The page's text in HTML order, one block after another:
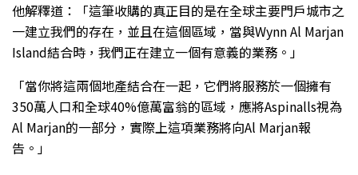
他解釋道：「這筆收購的真正目的是在全球主要門戶城市之
一建立我們的存在，並且在這個區域，當與Wynn Al Marjan
Island結合時，我們正在建立一個有意義的業務。」
「當你將這兩個地產結合在一起，它們將服務於一個擁有
350萬人口和全球40%億萬富翁的區域，應將Aspinalls視為
Al Marjan的一部分，實際上這項業務將向Al Marjan報
告。」